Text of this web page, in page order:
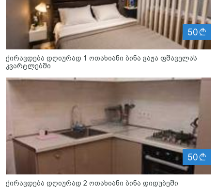
50
ქირავდება დღიურად 1 ოთახიანი ბინა ვაჟა ფშაველას
კვარტლებში
50
ქირავდება დღიურად 2 ოთახიანი ბინა დიდუბეში